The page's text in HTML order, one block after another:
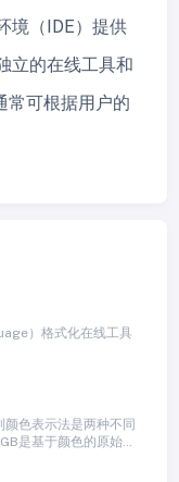
境（IDE）提供
立的在线工具和
常可根据用户的
）格式化在线工具
色表示法是两种不同
是基于颜色的原始